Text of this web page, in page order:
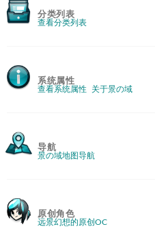
分类列表
查看分类列表
系统属性
查看系统属性 关于景の域
导航
景の域地图导航
原创角色
远景幻想的原创OC